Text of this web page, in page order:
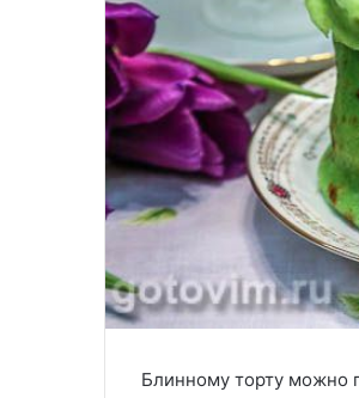
Блинному торту можно